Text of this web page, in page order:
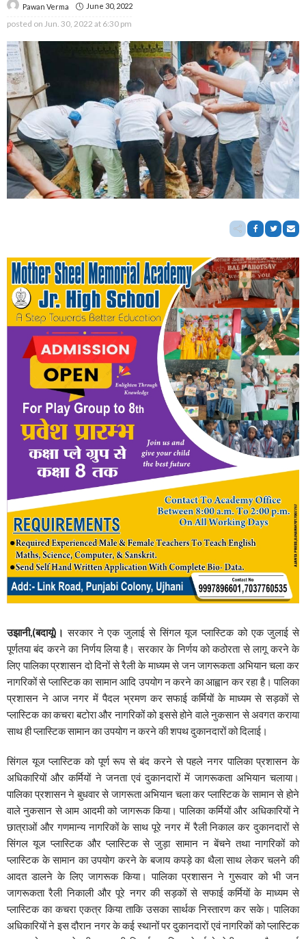
Pawan Verma June 30, 2022
posted on Jun. 30, 2022 at 6:30 pm
उझानी,(बदायूं)। सरकार ने एक जुलाई से सिंगल यूज प्लास्टिक को एक जुलाई से
पूर्णतया बंद करने का निर्णय लिया है। सरकार के निर्णय को कठोरता से लागू करने के
लिए पालिका प्रशासन दो दिनों से रैली के माध्यम से जन जागरूकता अभियान चला कर
नागरिकों से प्लास्टिक का सामान आदि उपयोग न करने का आह्वान कर रहा है। पालिका
प्रशासन ने आज नगर में पैदल भ्रमण कर सफाई कर्मियों के माध्यम से सड़कों से
प्लास्टिक का कचरा बटोरा और नागरिकों को इससे होने वाले नुकसान से अवगत कराया
साथ ही प्लास्टिक सामान का उपयोग न करने की शपथ दुकानदारों को दिलाई।
सिंगल यूज प्लास्टिक को पूर्ण रूप से बंद करने से पहले नगर पालिका प्रशासन के
अधिकारियों और कर्मियों ने जनता एवं दुकानदारों में जागरूकता अभियान चलाया।
पालिका प्रशासन ने बुधवार से जागरूता अभियान चला कर प्लास्टिक के सामान से होने
वाले नुकसान से आम आदमी को जागरूक किया। पालिका कर्मियों और अधिकारियों ने
छात्राओं और गणमान्य नागरिकों के साथ पूरे नगर में रैली निकाल कर दुकानदारों से
सिंगल यूज प्लास्टिक और प्लास्टिक से जुड़ा सामान न बेंचने तथा नागरिकों को
प्लास्टिक के सामान का उपयोग करने के बजाय कपड़े का थैला साथ लेकर चलने की
आदत डालने के लिए जागरूक किया। पालिका प्रशासन ने गुरूवार को भी जन
जागरूकता रैली निकाली और पूरे नगर की सड़कों से सफाई कर्मियों के माध्यम से
प्लास्टिक का कचरा एकत्र किया ताकि उसका सार्थक निस्तारण कर सके। पालिका
अधिकारियों ने इस दौरान नगर के कई स्थानों पर दुकानदारों एवं नागरिकों को प्लास्टिक